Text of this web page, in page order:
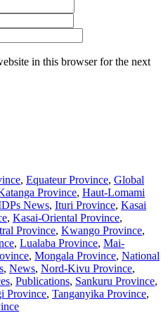
in this browser for the next
, Equateur Province, Global
Province, Haut-Lomami
News, Ituri Province, Kasai
, Kasai-Oriental Province,
Province, Kwango Province,
, Lualaba Province, Mai-
, Mongala Province, National
, News, Nord-Kivu Province,
, Publications, Sankuru Province,
Province, Tanganyika Province,